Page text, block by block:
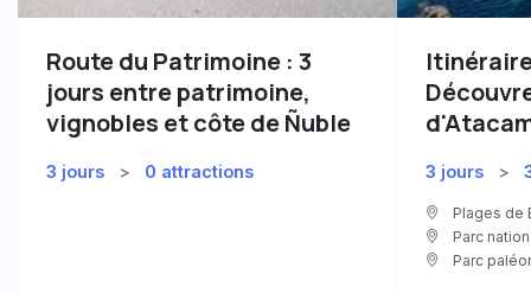
Route du Patrimoine : 3
jours entre patrimoine,
vignobles et côte de Ñuble
3 jours > 0 attractions 3 jours >
Plages de
Parc
Parc